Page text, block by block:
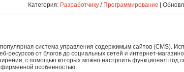
Категория: Разработчику / Программирование |
система управления содержимым сайтов (CMS).
ресурсов от блогов до социальных сетей и интернет-
с помощью которых можно настроить функционал под
фирменной особенностью.